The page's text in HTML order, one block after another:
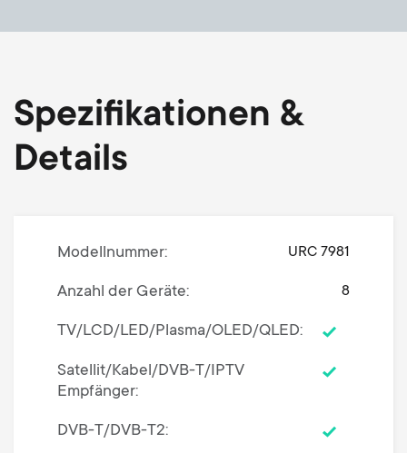
Spezifikationen &
Details
Modellnummer URC 7981
Anzahl der Geräte 8
TV/LCD/LED/Plasma/OLED/QLED
Satellit/Kabel/DVB-T/IPTV
Empfänger
DVB-T/DVB-T2